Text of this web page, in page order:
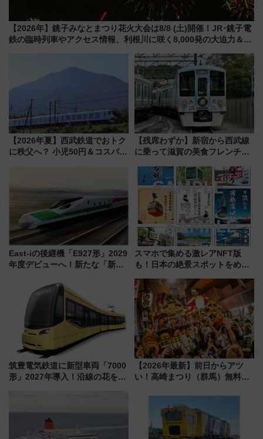
【2026年】銚子みなとまつり花火大会は8/8 (土)開催！JR･銚子電
鉄の臨時列車やアクセス情報、利根川に咲く8,000発の大迫力＆屋
【2026年夏】西武鉄道でおトク
に秩父へ？ 小児50円＆コスパ最
【残席わずか】新宿から西武線
に乗って滋賀の美食フレンチを
「52席の至福」で味わう近江牛
や伝統文化の特別コラボ
East-iの後継機「E927形」2029
年度デビューへ！新たな「新幹
説【JR東日本】
スマホで集める激レアNFT版
も！日本の絶景スポットをめぐ
ん)」企画がスタート
筑豊電気鉄道に新型車両「7000
形」2027年導入！沿線の花をイ
【2026年最新】前日からアツ
い！高崎まつり（群馬）無料観